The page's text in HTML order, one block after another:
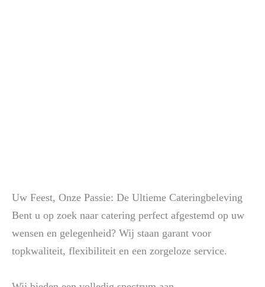
Uw Feest, Onze Passie: De Ultieme Cateringbeleving
Bent u op zoek naar catering perfect afgestemd op uw
wensen en gelegenheid? Wij staan garant voor
topkwaliteit, flexibiliteit en een zorgeloze service.